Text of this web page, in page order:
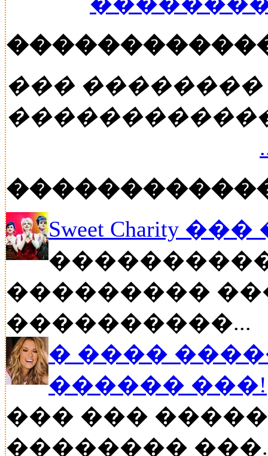
���
Sweet Charity
���������
����������...
� ����
������ ���!
��� ���
��������